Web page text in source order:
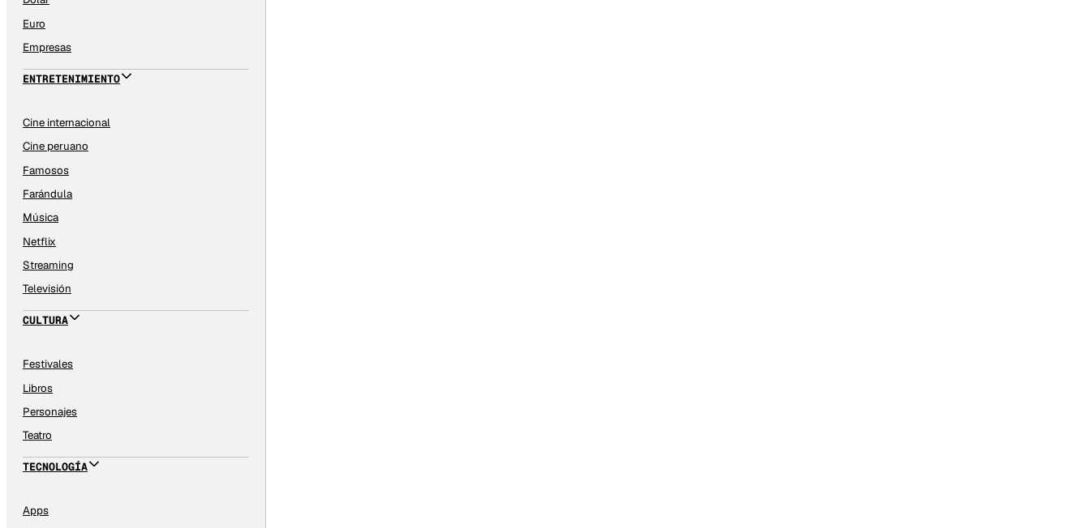
Euro
Empresas
ENTRETENIMIENTO
Cine internacional
Cine peruano
Famosos
Farándula
Música
Netflix
Streaming
Televisión
CULTURA
Festivales
Libros
Personajes
Teatro
TECNOLOGÍA
Apps